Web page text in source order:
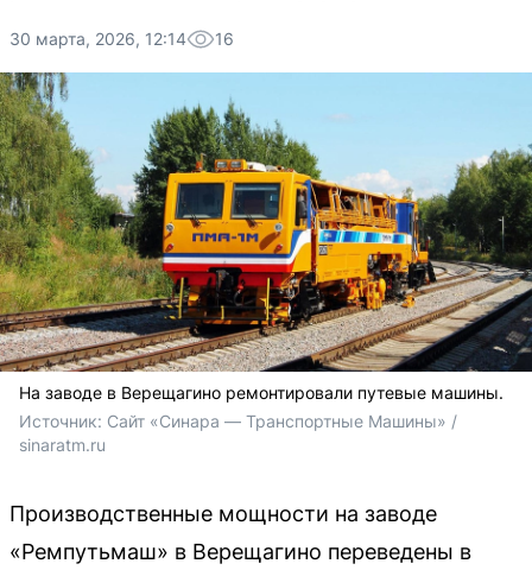
30 марта, 2026, 12:14 16
На заводе в Верещагино ремонтировали путевые машины.
Источник: Сайт «Синара — Транспортные Машины» /
sinaratm.ru
Производственные мощности на заводе
«Ремпутьмаш» в Верещагино переведены в